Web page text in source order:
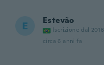
E Estevão
Iscrizione dal 2016
circa 6 anni fa